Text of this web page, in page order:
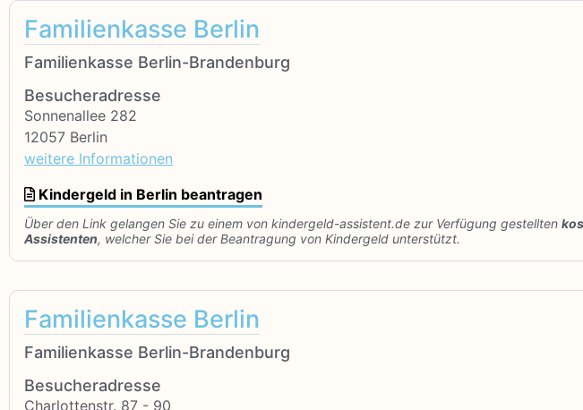
Familienkasse Berlin
Familienkasse Berlin-Brandenburg
Besucheradresse
Sonnenallee 282
12057 Berlin
weitere Informationen
Kindergeld in Berlin beantragen
Über den Link gelangen Sie zu einem von kindergeld-assistent.de zur Verfügung gestellten
Assistenten, welcher Sie bei der Beantragung von Kindergeld unterstützt.
Familienkasse Berlin
Familienkasse Berlin-Brandenburg
Besucheradresse
Charlottenstr. 87 - 90